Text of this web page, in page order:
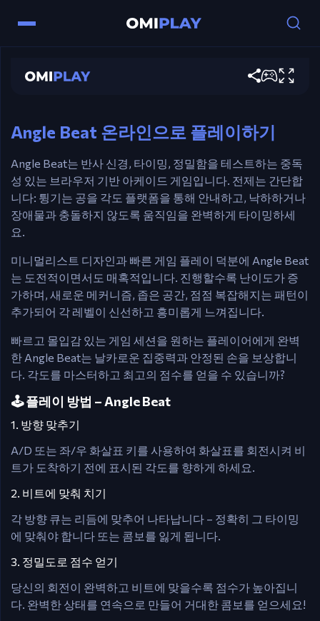
Angle Beat
마우스 – 클릭하여 화살표를 회전하세요.
Angle Beat 온라인으로 플레이하기
Angle Beat는 반사 신경, 타이밍, 정밀함을 테스트하는 중독
성 있는 브라우저 기반 아케이드 게임입니다. 전제는 간단합
니다: 튕기는 공을 각도 플랫폼을 통해 안내하고, 낙하하거나
장애물과 충돌하지 않도록 움직임을 완벽하게 타이밍하세
요.
미니멀리스트 디자인과 빠른 게임 플레이 덕분에 Angle Beat
는 도전적이면서도 매혹적입니다. 진행할수록 난이도가 증
가하며, 새로운 메커니즘, 좁은 공간, 점점 복잡해지는 패턴이
추가되어 각 레벨이 신선하고 흥미롭게 느껴집니다.
빠르고 몰입감 있는 게임 세션을 원하는 플레이어에게 완벽
한 Angle Beat는 날카로운 집중력과 안정된 손을 보상합니
다. 각도를 마스터하고 최고의 점수를 얻을 수 있습니까?
🕹️ 플레이 방법 – Angle Beat
1. 방향 맞추기
A/D 또는 좌/우 화살표 키를 사용하여 화살표를 회전시켜 비
트가 도착하기 전에 표시된 각도를 향하게 하세요.
2. 비트에 맞춰 치기
각 방향 큐는 리듬에 맞추어 나타납니다 – 정확히 그 타이밍
에 맞춰야 합니다 또는 콤보를 잃게 됩니다.
3. 정밀도로 점수 얻기
당신의 회전이 완벽하고 비트에 맞을수록 점수가 높아집니
다. 완벽한 상태를 연속으로 만들어 거대한 콤보를 얻으세요!